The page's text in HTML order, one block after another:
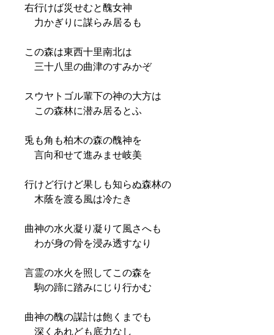
右行けば災せむと醜女神
力かぎりに謀らみ居るも
この森は東西十里南北は
三十八里の曲津のすみかぞ
スウヤトゴル輩下の神の大方は
この森林に潜み居るとふ
兎も角も柏木の森の醜神を
言向和せて進みませ岐美
行けど行けど果しも知らぬ森林の
木蔭を渡る風は冷たき
曲神の水火凝り凝りて風さへも
わが身の骨を浸み透すなり
言霊の水火を照してこの森を
駒の蹄に踏みにじり行かむ
曲神の醜の謀計は飽くまでも
深くあれども底力なし